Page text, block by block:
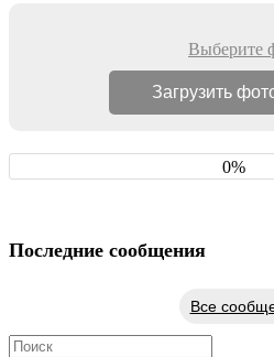
Выберите
0%
Последние сообщения
Все